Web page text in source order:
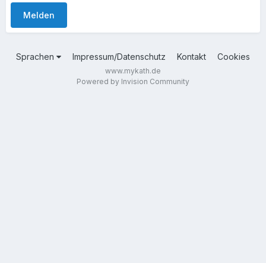
Melden
Sprachen Impressum/Datenschutz Kontakt Cookies
www.mykath.de
Powered by Invision Community